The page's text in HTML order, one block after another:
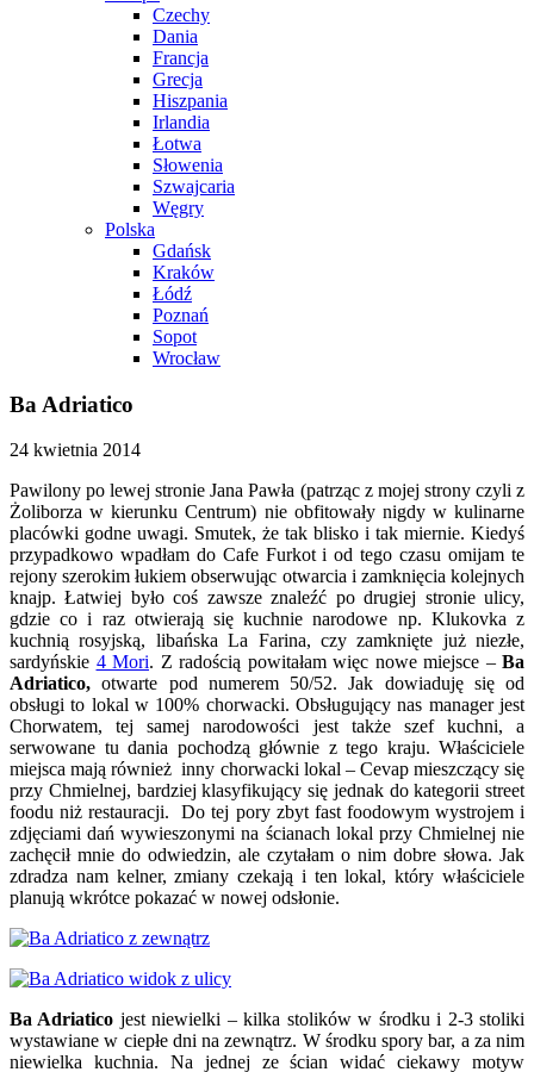
Czechy
Dania
Francja
Grecja
Hiszpania
Irlandia
Łotwa
Słowenia
Szwajcaria
Węgry
Polska
Gdańsk
Kraków
Łódź
Poznań
Sopot
Wrocław
Ba Adriatico
24 kwietnia 2014
Pawilony po lewej stronie Jana Pawła (patrząc z mojej strony czyli z
Żoliborza w kierunku Centrum) nie obfitowały nigdy w kulinarne
placówki godne uwagi. Smutek, że tak blisko i tak miernie. Kiedyś
przypadkowo wpadłam do Cafe Furkot i od tego czasu omijam te
rejony szerokim łukiem obserwując otwarcia i zamknięcia kolejnych
knajp. Łatwiej było coś zawsze znaleźć po drugiej stronie ulicy,
gdzie co i raz otwierają się kuchnie narodowe np. Klukovka z
kuchnią rosyjską, libańska La Farina, czy zamknięte już niezłe,
sardyńskie 4 Mori. Z radością powitałam więc nowe miejsce – Ba
Adriatico, otwarte pod numerem 50/52. Jak dowiaduję się od
obsługi to lokal w 100% chorwacki. Obsługujący nas manager jest
Chorwatem, tej samej narodowości jest także szef kuchni, a
serwowane tu dania pochodzą głównie z tego kraju. Właściciele
miejsca mają również inny chorwacki lokal – Cevap mieszczący się
przy Chmielnej, bardziej klasyfikujący się jednak do kategorii street
foodu niż restauracji. Do tej pory zbyt fast foodowym wystrojem i
zdjęciami dań wywieszonymi na ścianach lokal przy Chmielnej nie
zachęcił mnie do odwiedzin, ale czytałam o nim dobre słowa. Jak
zdradza nam kelner, zmiany czekają i ten lokal, który właściciele
planują wkrótce pokazać w nowej odsłonie.
Ba Adriatico jest niewielki – kilka stolików w środku i 2-3 stoliki
wystawiane w ciepłe dni na zewnątrz. W środku spory bar, a za nim
niewielka kuchnia. Na jednej ze ścian widać ciekawy motyw